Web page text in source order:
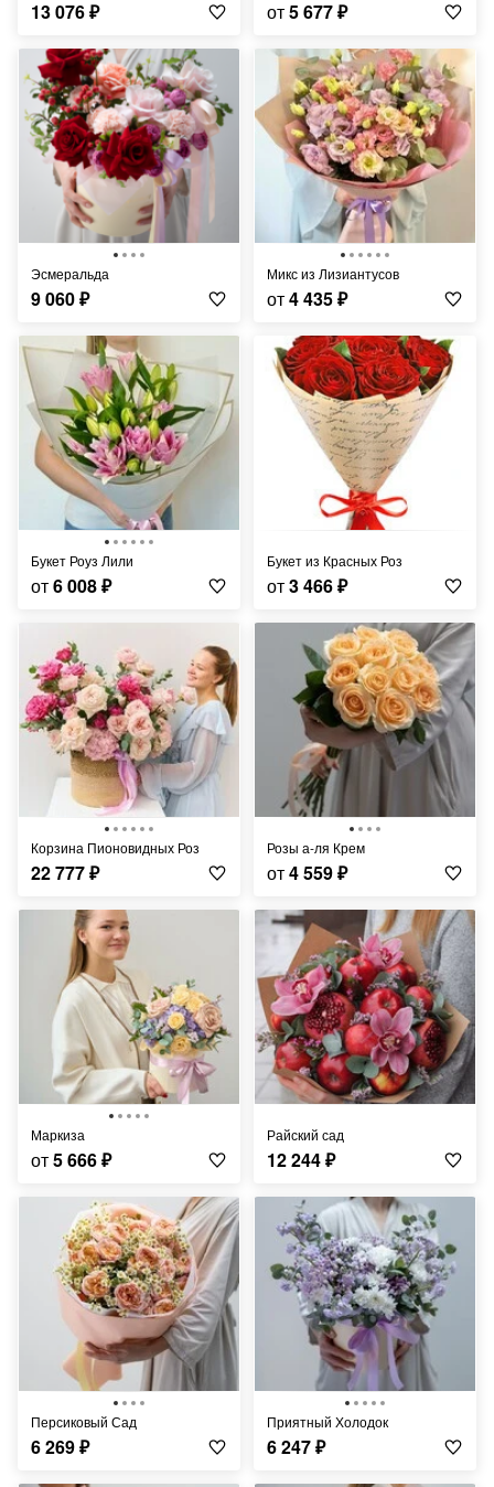
13 076₽ от5 677₽
Эсмеральда
9 060₽
Микс из Лизиантусов
от4 435₽
Букет Роуз Лили
от6 008₽
Букет из Красных Роз
от3 466₽
Корзина Пионовидных Роз
22 777₽
Розы а-ля Крем
от4 559₽
Маркиза
от5 666₽
Райский сад
12 244₽
Персиковый Сад
6 269₽
Приятный Холодок
6 247₽